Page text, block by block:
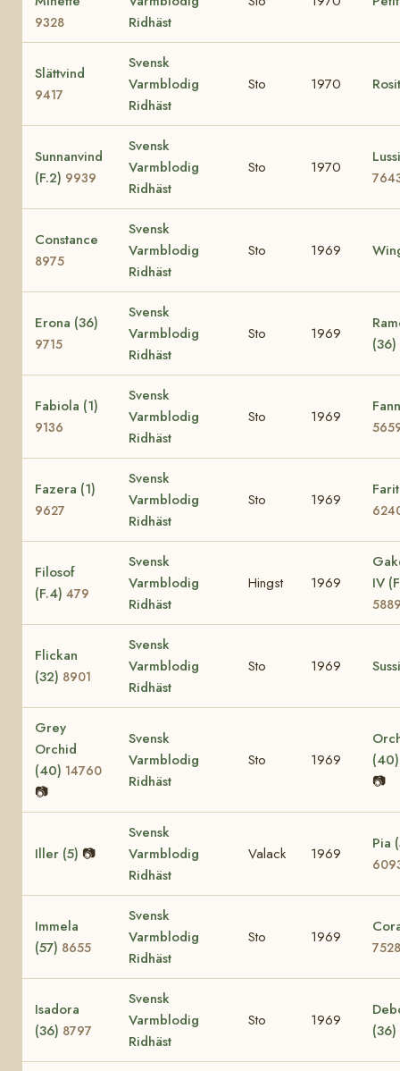
9328
Ridhäst
Slättvind
9417
Svensk
Varmblodig
Ridhäst
Sto 1970
Sunnanvind
(F.2) 9939
Svensk
Varmblodig
Ridhäst
Sto 1970
Constance
8975
Svensk
Varmblodig
Ridhäst
Sto 1969
Erona (36)
9715
Svensk
Varmblodig
Ridhäst
Sto 1969
(36)
Fabiola (1)
9136
Svensk
Varmblodig
Ridhäst
Sto 1969
Fazera (1)
9627
Svensk
Varmblodig
Ridhäst
Sto 1969
Filosof
(F.4) 479
Svensk
Varmblodig
Ridhäst
Hingst 1969
IV
Flickan
(32) 8901
Svensk
Varmblodig
Ridhäst
Sto 1969
Grey
Orchid
(40) 14760
📷
Svensk
Varmblodig
Ridhäst
Sto 1969
📷
Iller (5) 📷
Svensk
Varmblodig
Ridhäst
Valack 1969
Pia
Immela
(57) 8655
Svensk
Varmblodig
Ridhäst
Sto 1969
7528
Isadora
(36) 8797
Svensk
Varmblodig
Ridhäst
Sto 1969
(36)